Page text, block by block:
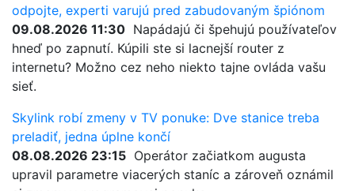
odpojte, experti varujú pred zabudovaným špiónom
09.08.2026 11:30 Napádajú či špehujú používateľov
hneď po zapnutí. Kúpili ste si lacnejší router z
internetu? Možno cez neho niekto tajne ovláda vašu
sieť.
Skylink robí zmeny v TV ponuke: Dve stanice treba
preladiť, jedna úplne končí
08.08.2026 23:15 Operátor začiatkom augusta
upravil parametre viacerých staníc a zároveň oznámil